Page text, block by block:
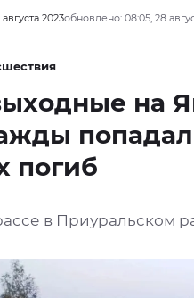
августа 2023обновлено: 08:05, 28
на
погиб
в Приуральском